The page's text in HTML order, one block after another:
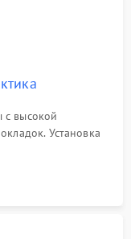
с высокой
Установка
Предварительная